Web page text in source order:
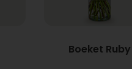
Boeket Ruby